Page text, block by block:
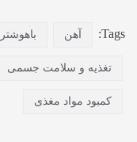
Tags: آهن باهوشتر
تغذیه و سلامت جسمی
کمبود مواد مغذی